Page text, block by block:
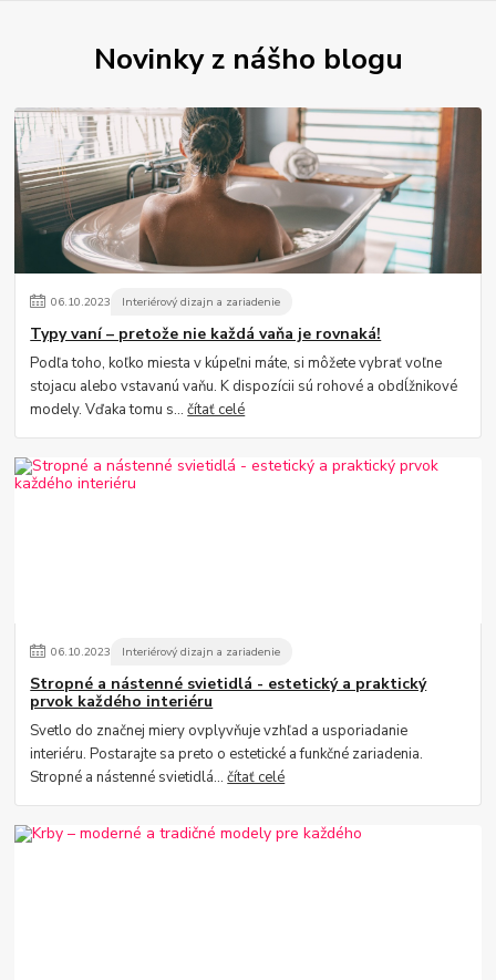
Novinky z nášho blogu
06.10.2023 Interiérový dizajn a zariadenie
Typy vaní – pretože nie každá vaňa je rovnaká!
Podľa toho, koľko miesta v kúpeľni máte, si môžete vybrať voľne
stojacu alebo vstavanú vaňu. K dispozícii sú rohové a obdĺžnikové
modely. Vďaka tomu s...čítať celé
06.10.2023 Interiérový dizajn a zariadenie
Stropné a nástenné svietidlá - estetický a praktický
prvok každého interiéru
Svetlo do značnej miery ovplyvňuje vzhľad a usporiadanie
interiéru. Postarajte sa preto o estetické a funkčné zariadenia.
Stropné a nástenné svietidlá...čítať celé